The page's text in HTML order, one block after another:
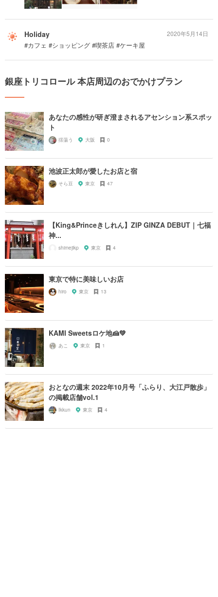
Holiday
#カフェ #ショッピング #喫茶店 #ケーキ屋
2020年5月14日
銀座トリコロール 本店周辺のおでかけプラン
あなたの感性が研ぎ澄まされるアセンション系スポッ
ト
揺蕩う 大阪 0
池波正太郎が愛したお店と宿
そら豆 東京 47
【King&Princeきしれん】ZIP GINZA DEBUT｜七福
神...
shimejikp 東京 4
東京で特に美味しいお店
hiro 東京 13
KAMI Sweetsロケ地🍰💚
あこ 東京 1
おとなの週末 2022年10月号「ふらり、大江戸散歩」
の掲載店舗vol.1
Ikkun 東京 4